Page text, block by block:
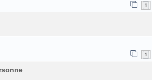
1
1